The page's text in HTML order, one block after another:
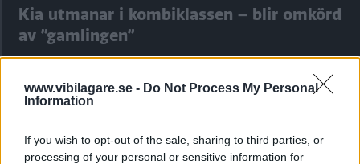
www.vibilagare.se - Do Not Process My Personal
Information
If you wish to opt-out of the sale, sharing to third parties, or
processing of your personal or sensitive information for
Kia utmanar i kombiklassen – blir omkörd
av ”gamlingen”
Nykomlingen fälls av en besvärande nackdel.